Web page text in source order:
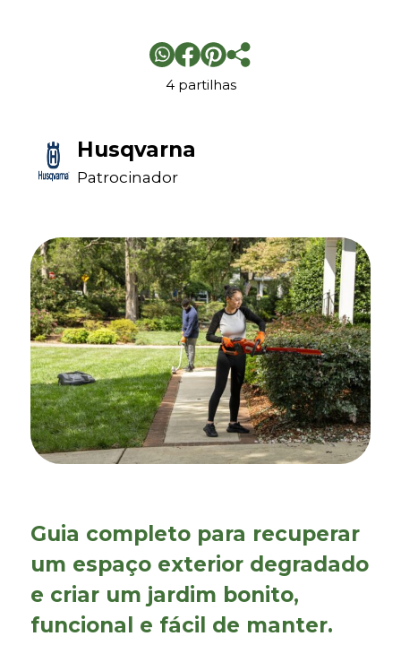
4 partilhas
Husqvarna
Patrocinador
Guia completo para recuperar
um espaço exterior degradado
e criar um jardim bonito,
funcional e fácil de manter.